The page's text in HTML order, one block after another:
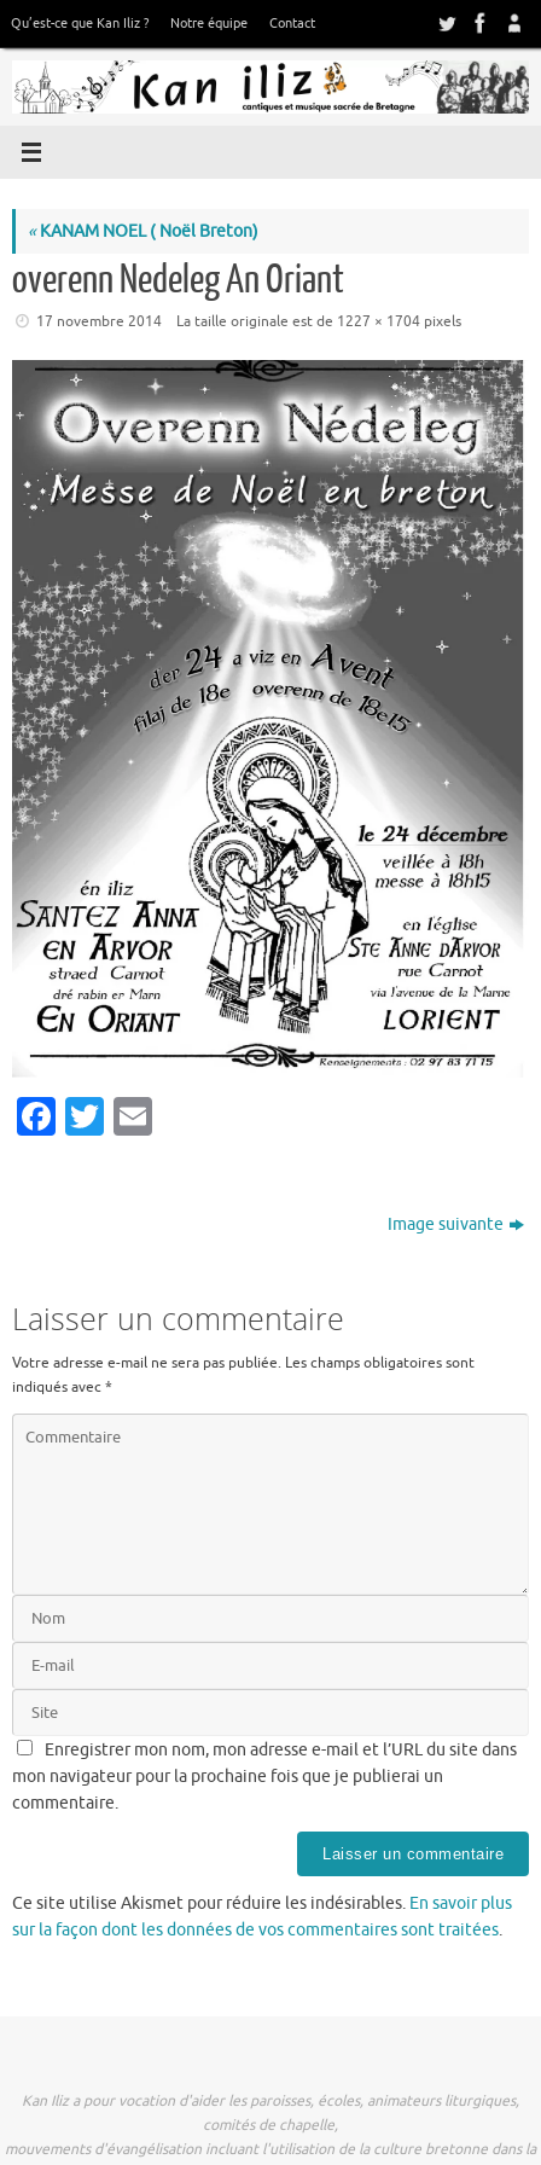
contenu
Qu’est-ce que Kan Iliz ? Notre équipe Contact
«KANAM NOEL ( Noël Breton)
overenn Nedeleg An Oriant
17 novembre 2014 La taille originale est de 1227 × 1704pixels
Facebook
Twitter
Image suivante
Laisser un commentaire
Votre adresse e-mail ne sera pas publiée. Les champs obligatoires sont
indiqués avec*
Enregistrer mon nom, mon adresse e-mail et l’URL du site dans
mon navigateur pour la prochaine fois que je publierai un
commentaire.
Ce site utilise Akismet pour réduire les indésirables. En savoir plus
sur la façon dont les données de vos commentaires sont traitées.
Kan Iliz a pour vocation d'aider les paroisses, écoles, animateurs liturgiques,
comités de chapelle,
mouvements d'évangélisation incluant l'utilisation de la culture bretonne dans la